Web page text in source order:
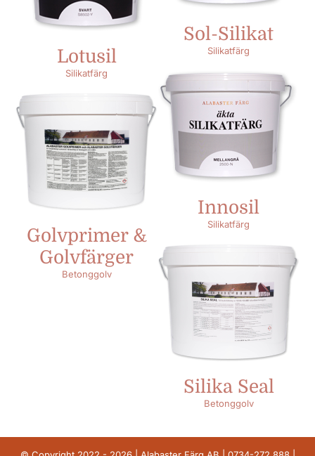
Sol-Silikat
Silikatfärg
Lotusil
Silikatfärg
Innosil
Silikatfärg
Golvprimer &
Golvfärger
Betonggolv
Silika Seal
Betonggolv